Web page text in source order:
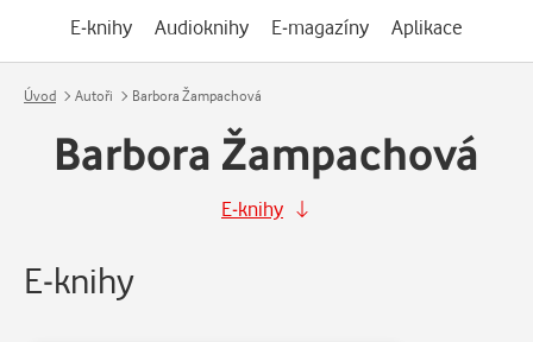
E-knihy Audioknihy E-magazíny Aplikace
Úvod Autoři Barbora Žampachová
Barbora Žampachová
E-knihy
E-knihy